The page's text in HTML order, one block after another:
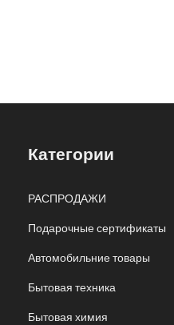
Категории
РАСПРОДАЖИ
Подарочные сертификаты
Автомобильние товары
Бытовая техника
Бытовая химия